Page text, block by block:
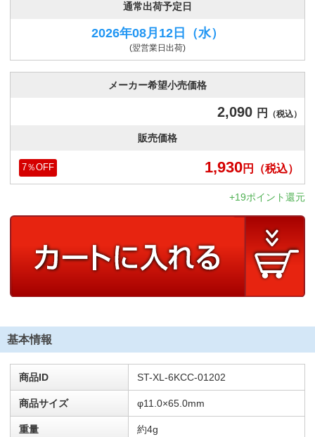
通常出荷予定日
2026年08月12日 （水）
(翌営業日出荷)
メーカー希望小売価格
2,090 円 （税込）
販売価格
1,930円 （税込）
7％OFF
+19ポイント還元
基本情報
商品ID ST-XL-6KCC-01202
商品サイズ φ11.0×65.0mm
重量 約4g